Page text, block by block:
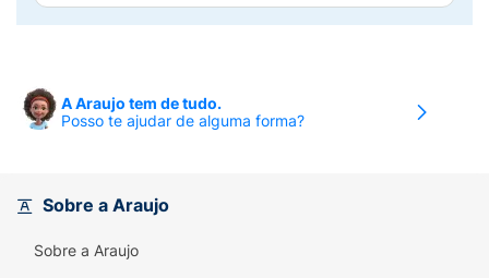
consumidores. Conheça a linha completa!
programa Leaping Bunny da Cruelty Free
International, padrão ouro globalmente
Risqué pelo 10º ano consecutivo é a marca
mais lembrada na categoria de esmalte de
unhas segundo a Top Of Mind 2024,
A Araujo tem de tudo.
Posso te ajudar de alguma forma?
Sobre a Araujo
Sobre a Araujo